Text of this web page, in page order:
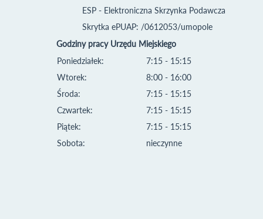
ESP - Elektroniczna Skrzynka Podawcza
Skrytka ePUAP: /0612053/umopole
Godziny pracy Urzędu Miejskiego
Poniedziałek:
Wtorek:
Środa:
Czwartek:
Piątek:
Sobota:
7:15 - 15:15
8:00 - 16:00
7:15 - 15:15
7:15 - 15:15
7:15 - 15:15
nieczynne